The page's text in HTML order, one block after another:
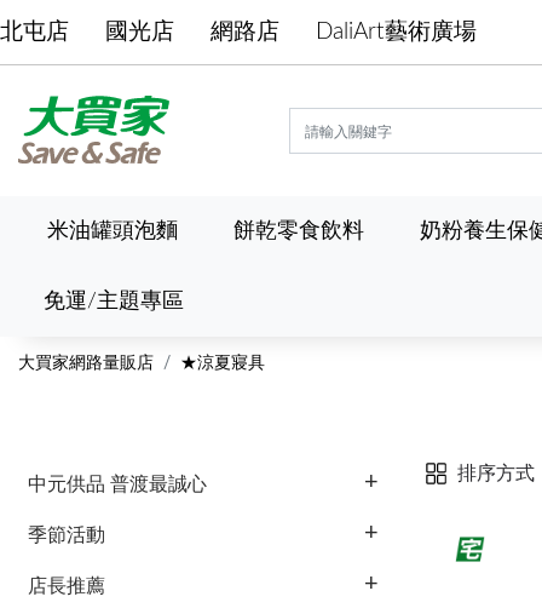
北屯店 國光店 網路店 DaliArt藝術廣場
米油罐頭泡麵 餅乾零食飲料 奶粉養生保
免運/主題專區
大買家網路量販店 ★涼夏寢具
中元供品 普渡最誠心
季節活動
店長推薦
排序方式